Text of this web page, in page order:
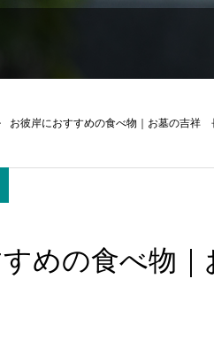
お彼岸におすすめの食べ物｜お墓の吉祥
めの食べ物